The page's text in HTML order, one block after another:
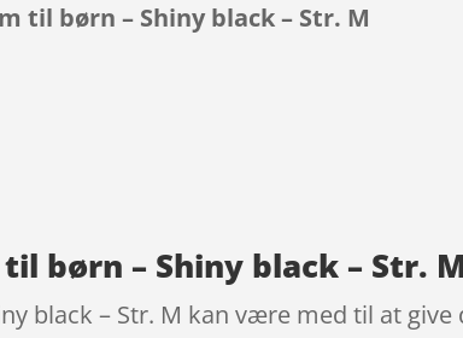
til børn – Shiny black – Str. M
børn – Shiny black – Str.
black – Str. M kan være med til at